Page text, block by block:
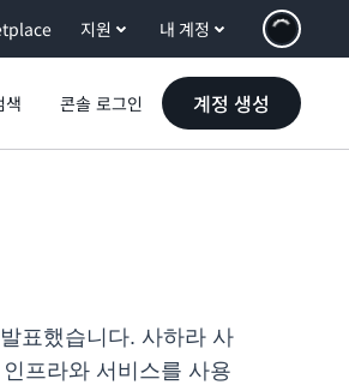
지원 내 계정
색 콘솔 로그인 계정 생성
표했습니다. 사하라 사
프라와 서비스를 사용